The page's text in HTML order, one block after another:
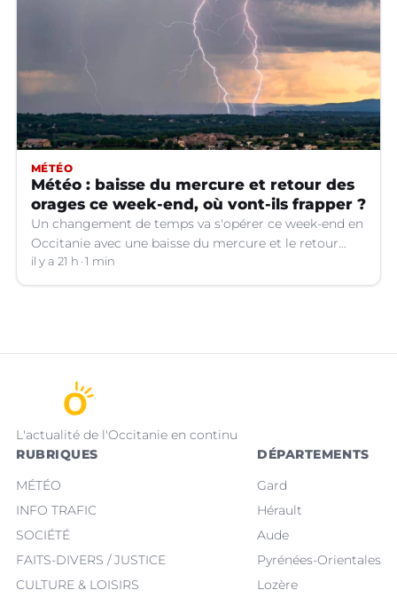
MÉTÉO
Météo : baisse du mercure et retour des
orages ce week-end, où vont-ils frapper ?
Un changement de temps va s'opérer ce week-end en
Occitanie avec une baisse du mercure et le retour
d'orages dans certains départements.
il y a 21 h 1 min
L'actualité de l'Occitanie en continu
RUBRIQUES
MÉTÉO
INFO TRAFIC
SOCIÉTÉ
FAITS-DIVERS / JUSTICE
CULTURE & LOISIRS
DÉPARTEMENTS
Gard
Hérault
Aude
Pyrénées-Orientales
Lozère